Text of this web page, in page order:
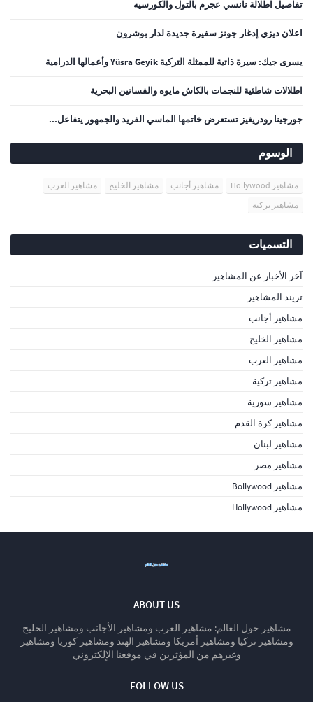
تفاصيل اطلالة نانسي عجرم بالتول والكورسيه
اعلان ديزي إدغار-جونز سفيرة جديدة لدار بوشرون
يسرى جيك: سيرة ذاتية للممثلة التركية Yüsra Geyik وأعمالها الدرامية
اطلالات شاطئية للنجمات بالكاش مايوه والفساتين البحرية
جورجينا رودريغيز تستعرض خاتمها الماسي الفريد والجمهور يتفاعل...
الوسوم
مشاهير Hollywood مشاهير أجانب مشاهير الخليج
مشاهير العرب
مشاهير تركية
التسميات
آخر الأخبار عن المشاهير
تريند المشاهير
مشاهير أجانب
مشاهير الخليج
مشاهير العرب
مشاهير تركية
مشاهير سورية
مشاهير كرة القدم
مشاهير لبنان
مشاهير مصر
مشاهير Bollywood
مشاهير Hollywood
ABOUT US
مشاهير حول العالم: مشاهير العرب ومشاهير الأجانب ومشاهير الخليج
ومشاهير تركيا ومشاهير أمريكا ومشاهير الهند ومشاهير كوريا ومشاهير
وغيرهم من المؤثرين في موقعنا الإلكتروني
FOLLOW US